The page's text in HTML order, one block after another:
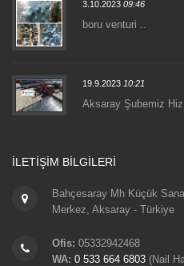
3.10.2023 09:46
boru venturi ..
19.9.2023 10:21
Aksaray Şubemiz Hiz
İLETIŞIM BILGILERI
Bahçesaray Mh Küçük
Merkez, Aksaray - Türkiye
Ofis: 05332942468
WA: 0 533 664 6803 (Nail